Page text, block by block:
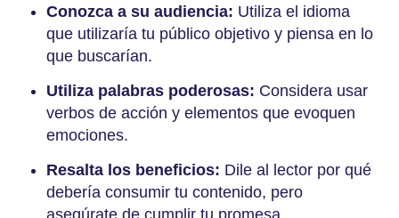
Conozca a su audiencia: Utiliza el idioma
que utilizaría tu público objetivo y piensa en lo
que buscarían.
Utiliza palabras poderosas: Considera usar
verbos de acción y elementos que evoquen
emociones.
Resalta los beneficios: Dile al lector por qué
debería consumir tu contenido, pero
asegúrate de cumplir tu promesa.